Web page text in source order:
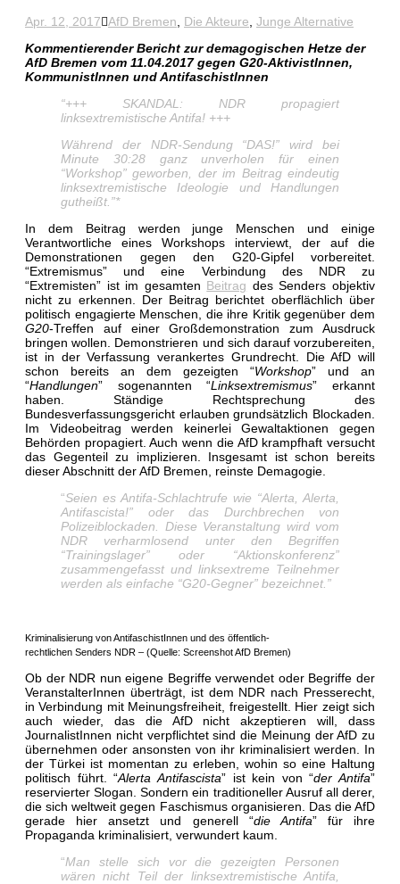
Apr. 12, 2017 AfD Bremen Die Akteure Junge Alternative
Kommentierender Bericht zur demagogischen Hetze der
AfD Bremen vom 11.04.2017 gegen G20-AktivistInnen,
KommunistInnen und AntifaschistInnen
“+++ SKANDAL: NDR propagiert
linksextremistische Antifa! +++
Während der NDR-Sendung “DAS!” wird bei
Minute 30:28 ganz unverholen für einen
“Workshop” geworben, der im Beitrag eindeutig
linksextremistische Ideologie und Handlungen
gutheißt.”*
In dem Beitrag werden junge Menschen und einige
Verantwortliche eines Workshops interviewt, der auf die
Demonstrationen gegen den G20-Gipfel vorbereitet.
“Extremismus” und eine Verbindung des NDR zu
“Extremisten” ist im gesamten Beitrag des Senders objektiv
nicht zu erkennen. Der Beitrag berichtet oberflächlich über
politisch engagierte Menschen, die ihre Kritik gegenüber dem
G20-Treffen auf einer Großdemonstration zum Ausdruck
bringen wollen. Demonstrieren und sich darauf vorzubereiten,
ist in der Verfassung verankertes Grundrecht. Die AfD will
schon bereits an dem gezeigten “Workshop” und an
“Handlungen” sogenannten “Linksextremismus” erkannt
haben. Ständige Rechtsprechung des
Bundesverfassungsgericht erlauben grundsätzlich Blockaden.
Im Videobeitrag werden keinerlei Gewaltaktionen gegen
Behörden propagiert. Auch wenn die AfD krampfhaft versucht
das Gegenteil zu implizieren. Insgesamt ist schon bereits
dieser Abschnitt der AfD Bremen, reinste Demagogie.
“Seien es Antifa-Schlachtrufe wie “Alerta, Alerta,
Antifascista!” oder das Durchbrechen von
Polizeiblockaden. Diese Veranstaltung wird vom
NDR verharmlosend unter den Begriffen
“Trainingslager” oder “Aktionskonferenz”
zusammengefasst und linksextreme Teilnehmer
werden als einfache “G20-Gegner” bezeichnet.”
Kriminalisierung von AntifaschistInnen und des öffentlich-
rechtlichen Senders NDR – (Quelle: Screenshot AfD Bremen)
Ob der NDR nun eigene Begriffe verwendet oder Begriffe der
VeranstalterInnen überträgt, ist dem NDR nach Presserecht,
in Verbindung mit Meinungsfreiheit, freigestellt. Hier zeigt sich
auch wieder, das die AfD nicht akzeptieren will, dass
JournalistInnen nicht verpflichtet sind die Meinung der AfD zu
übernehmen oder ansonsten von ihr kriminalisiert werden. In
der Türkei ist momentan zu erleben, wohin so eine Haltung
politisch führt. “Alerta Antifascista” ist kein von “der Antifa”
reservierter Slogan. Sondern ein traditioneller Ausruf all derer,
die sich weltweit gegen Faschismus organisieren. Das die AfD
gerade hier ansetzt und generell “die Antifa” für ihre
Propaganda kriminalisiert, verwundert kaum.
“Man stelle sich vor die gezeigten Personen
wären nicht Teil der linksextremistische Antifa,